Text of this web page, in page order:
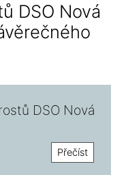
DSO Nová
DSO Nová
Přečíst